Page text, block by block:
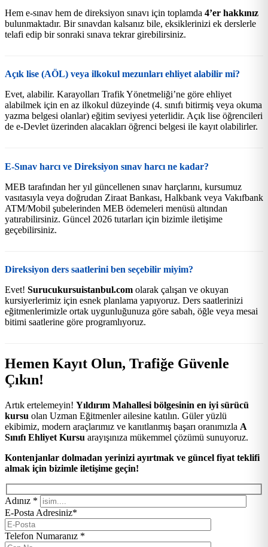
Hem e-sınav hem de direksiyon sınavı için toplamda 4’er hakkınız
bulunmaktadır. Bir sınavdan kalsanız bile, eksiklerinizi ek derslerle
telafi edip bir sonraki sınava tekrar girebilirsiniz.
Açık lise (AÖL) veya ilkokul mezunları ehliyet alabilir mi?
Evet, alabilir. Karayolları Trafik Yönetmeliği’ne göre ehliyet
alabilmek için en az ilkokul düzeyinde (4. sınıfı bitirmiş veya okuma
yazma belgesi olanlar) eğitim seviyesi yeterlidir. Açık lise öğrencileri
de e-Devlet üzerinden alacakları öğrenci belgesi ile kayıt olabilirler.
E-Sınav harcı ve Direksiyon sınav harcı ne kadar?
MEB tarafından her yıl güncellenen sınav harçlarını, kursumuz
vasıtasıyla veya doğrudan Ziraat Bankası, Halkbank veya Vakıfbank
ATM/Mobil şubelerinden MEB ödemeleri menüsü altından
yatırabilirsiniz. Güncel 2026 tutarları için bizimle iletişime
geçebilirsiniz.
Direksiyon ders saatlerini ben seçebilir miyim?
Evet! Surucukursuistanbul.com olarak çalışan ve okuyan
kursiyerlerimiz için esnek planlama yapıyoruz. Ders saatlerinizi
eğitmenlerimizle ortak uygunluğunuza göre sabah, öğle veya mesai
bitimi saatlerine göre programlıyoruz.
Hemen Kayıt Olun, Trafiğe Güvenle
Çıkın!
Artık ertelemeyin! Yıldırım Mahallesi bölgesinin en iyi sürücü
kursu olan Uzman Eğitmenler ailesine katılın. Güler yüzlü
ekibimiz, modern araçlarımız ve kanıtlanmış başarı oranımızla A
Sınıfı Ehliyet Kursu arayışınıza mükemmel çözümü sunuyoruz.
Kontenjanlar dolmadan yerinizi ayırtmak ve güncel fiyat teklifi
almak için bizimle iletişime geçin!
Adınız *
E-Posta Adresiniz*
Telefon Numaranız *